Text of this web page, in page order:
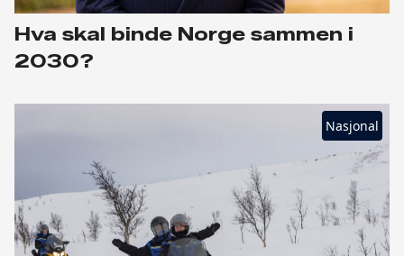
Hva skal binde Norge sammen i
2030?
Nasjonal